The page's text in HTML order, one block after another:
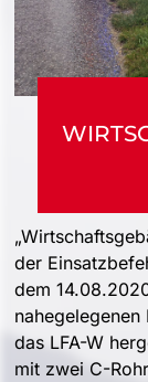
der
dem
das LFA-W
mit zwei C-